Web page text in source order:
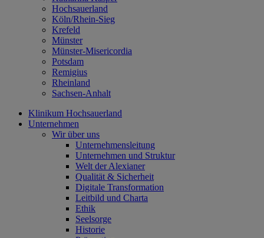
Hochsauerland
Köln/Rhein-Sieg
Krefeld
Münster
Münster-Misericordia
Potsdam
Remigius
Rheinland
Sachsen-Anhalt
Klinikum Hochsauerland
Unternehmen
Wir über uns
Unternehmensleitung
Unternehmen und Struktur
Welt der Alexianer
Qualität & Sicherheit
Digitale Transformation
Leitbild und Charta
Ethik
Seelsorge
Historie